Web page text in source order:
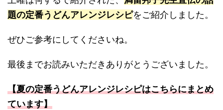
題の定番うどんアレンジレシピをご紹介しました。
ぜひご参考にしてくださいね。
最後までお読みいただきありがとうございました。
【夏の定番うどんアレンジレシピはこちらにまとめ
ています】